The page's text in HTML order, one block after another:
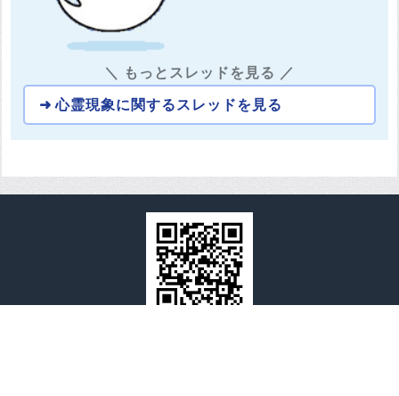
＼ もっとスレッドを見る ／
心霊現象に関するスレッドを見る